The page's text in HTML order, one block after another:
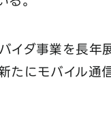
イダ事業を長年
たにモバイル通